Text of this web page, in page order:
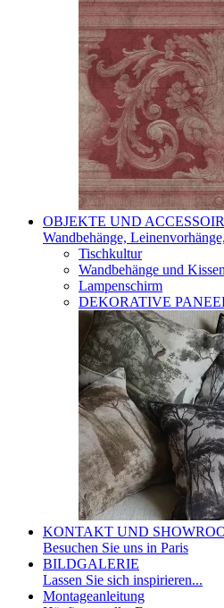
OBJEKTE UND
Wandbehänge,
Tischkultur
Wandbehänge und Kissen
Lampenschirm
DEKORATIVE
KONTAKT UND
Besuchen Sie uns in Paris
BILDGALERIE
Lassen Sie sich inspirieren...
Montageanleitung